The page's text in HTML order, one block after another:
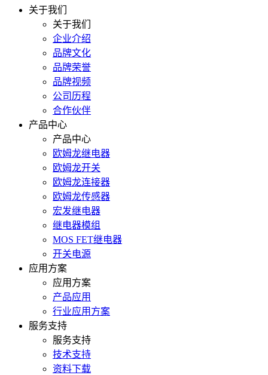
关于我们
关于我们
企业介绍
品牌文化
品牌荣誉
品牌视频
公司历程
合作伙伴
产品中心
产品中心
欧姆龙继电器
欧姆龙开关
欧姆龙连接器
欧姆龙传感器
宏发继电器
继电器模组
MOS FET继电器
开关电源
应用方案
应用方案
产品应用
行业应用方案
服务支持
服务支持
技术支持
资料下载